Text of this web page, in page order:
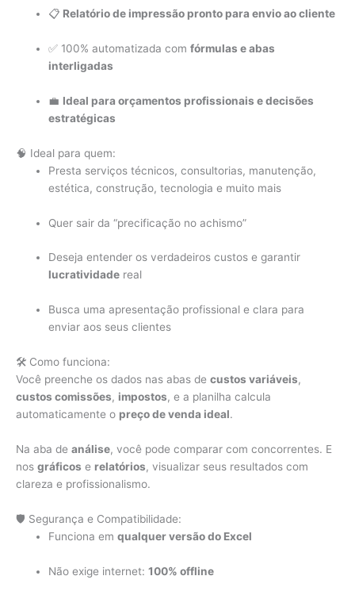
📋 Relatório de impressão pronto para envio ao cliente
✅ 100% automatizada comfórmulas e abas
interligadas
💼 Ideal para orçamentos profissionais e decisões
estratégicas
🧠 Ideal para quem:
Presta serviços técnicos, consultorias, manutenção,
estética, construção, tecnologia e muito mais
Quer sair da “precificação no achismo”
Deseja entender os verdadeiros custos e garantir
lucratividade real
Busca uma apresentação profissional e clara para
enviar aos seus clientes
🛠️ Como funciona:
Você preenche os dados nas abas de custos variáveis,
custos comissões, impostos, e a planilha calcula
automaticamente o preço de venda ideal.
Na aba de análise, você pode comparar com concorrentes. E
nos gráficos e relatórios, visualizar seus resultados com
clareza e profissionalismo.
🛡️ Segurança e Compatibilidade:
Funciona emqualquer versão do Excel
Não exige internet:100% offline